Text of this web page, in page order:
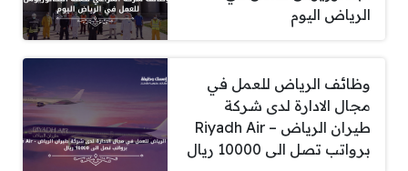
الرياض اليوم
وظائف الرياض للعمل في
مجال الادارة لدى شركة
طيران الرياض – Riyadh Air
برواتب تصل الى 10000 ريال